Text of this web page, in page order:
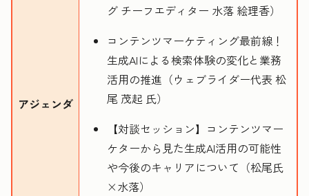
アジェンダ
グ チーフエディター 水落 絵理香）
コンテンツマーケティング最前線！
生成AIによる検索体験の変化と業務
活用の推進（ウェブライダー代表 松
尾 茂起 氏）
【対談セッション】コンテンツマー
ケターから見た生成AI活用の可能性
や今後のキャリアについて（松尾氏
×水落）